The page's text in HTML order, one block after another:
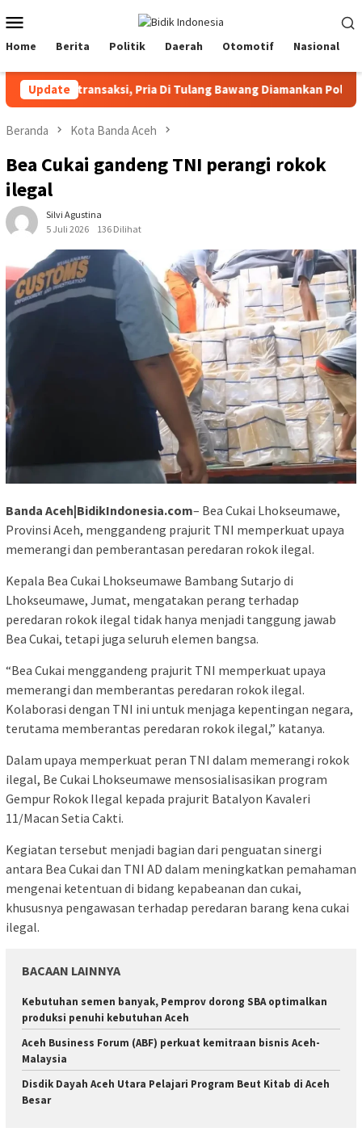
ke
kontenMobile
Home Berita Politik Daerah Otomotif Nasional
Update Pria Di Tulang Bawang Diamankan Polisi! Satu
Beranda Kota Banda Aceh
Bea Cukai gandeng TNI perangi rokok
ilegal
Silvi Agustina
5 Juli 2026
136 Dilihat
Banda Aceh|BidikIndonesia.com– Bea Cukai Lhokseumawe,
Provinsi Aceh, menggandeng prajurit TNI memperkuat upaya
memerangi dan pemberantasan peredaran rokok ilegal.
Kepala Bea Cukai Lhokseumawe Bambang Sutarjo di
Lhokseumawe, Jumat, mengatakan perang terhadap
peredaran rokok ilegal tidak hanya menjadi tanggung jawab
Bea Cukai, tetapi juga seluruh elemen bangsa.
“Bea Cukai menggandeng prajurit TNI memperkuat upaya
memerangi dan memberantas peredaran rokok ilegal.
Kolaborasi dengan TNI ini untuk menjaga kepentingan negara,
terutama memberantas peredaran rokok ilegal,” katanya.
Dalam upaya memperkuat peran TNI dalam memerangi rokok
ilegal, Be Cukai Lhokseumawe mensosialisasikan program
Gempur Rokok Ilegal kepada prajurit Batalyon Kavaleri
11/Macan Setia Cakti.
Kegiatan tersebut menjadi bagian dari penguatan sinergi
antara Bea Cukai dan TNI AD dalam meningkatkan pemahaman
mengenai ketentuan di bidang kepabeanan dan cukai,
khususnya pengawasan terhadap peredaran barang kena cukai
ilegal.
BACAAN LAINNYA
Kebutuhan semen banyak, Pemprov dorong SBA optimalkan
produksi penuhi kebutuhan Aceh
Aceh Business Forum (ABF) perkuat kemitraan bisnis Aceh-
Malaysia
Disdik Dayah Aceh Utara Pelajari Program Beut Kitab di Aceh
Besar